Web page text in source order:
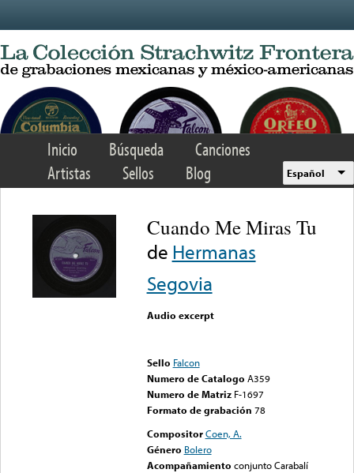
Inicio Búsqueda
Canciones
Artistas
Sellos Blog Español
Cuando Me Miras Tu
de Hermanas
Segovia
Audio excerpt
Sello Falcon
Numero de Catalogo A359
Numero de Matriz F-1697
Formato de grabación 78
Compositor Coen, A.
Género Bolero
Acompañamiento conjunto Carabalí